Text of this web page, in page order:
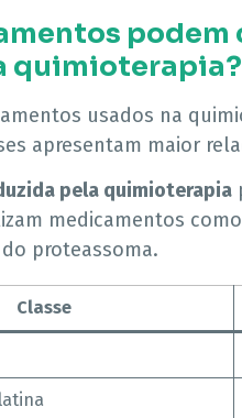
quimioterapia?
usados na
apresentam maior
pela quimioterapia
medicamentos
proteassoma.
Classe